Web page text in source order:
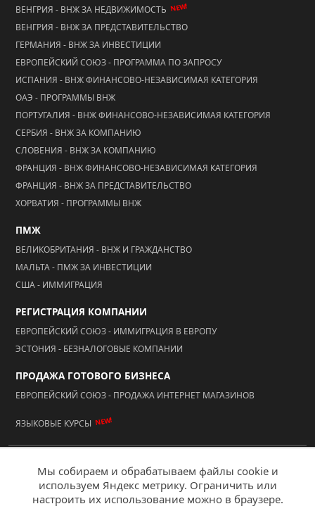
ВЕНГРИЯ - ВНЖ ЗА НЕДВИЖИМОСТЬ NEW!
ВЕНГРИЯ - ВНЖ ЗА ПРЕДСТАВИТЕЛЬСТВО
ГЕРМАНИЯ - ВНЖ ЗА ИНВЕСТИЦИИ
ЕВРОПЕЙСКИЙ СОЮЗ - ПРОГРАММА ПО ЗАПРОСУ
ИСПАНИЯ - ВНЖ ФИНАНСОВО-НЕЗАВИСИМАЯ КАТЕГОРИЯ
ОАЭ - ПРОГРАММЫ ВНЖ
ПОРТУГАЛИЯ - ВНЖ ФИНАНСОВО-НЕЗАВИСИМАЯ КАТЕГОРИЯ
СЕРБИЯ - ВНЖ ЗА КОМПАНИЮ
СЛОВЕНИЯ - ВНЖ ЗА КОМПАНИЮ
ФРАНЦИЯ - ВНЖ ФИНАНСОВО-НЕЗАВИСИМАЯ КАТЕГОРИЯ
ФРАНЦИЯ - ВНЖ ЗА ПРЕДСТАВИТЕЛЬСТВО
ХОРВАТИЯ - ПРОГРАММЫ ВНЖ
ПМЖ
ВЕЛИКОБРИТАНИЯ - ВНЖ И ГРАЖДАНСТВО
МАЛЬТА - ПМЖ ЗА ИНВЕСТИЦИИ
США - ИММИГРАЦИЯ
РЕГИСТРАЦИЯ КОМПАНИИ
ЕВРОПЕЙСКИЙ СОЮЗ - ИММИГРАЦИЯ В ЕВРОПУ
ЭСТОНИЯ - БЕЗНАЛОГОВЫЕ КОМПАНИИ
ПРОДАЖА ГОТОВОГО БИЗНЕСА
ЕВРОПЕЙСКИЙ СОЮЗ - ПРОДАЖА ИНТЕРНЕТ МАГАЗИНОВ
ЯЗЫКОВЫЕ КУРСЫ NEW!
© 2026 ООО "АААА Адвисер"
Мобильная версия
Мы собираем и обрабатываем файлы cookie и
используем Яндекс метрику. Ограничить или
настроить их использование можно в браузере.